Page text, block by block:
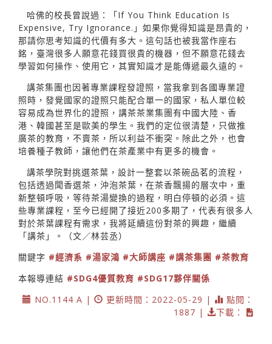
哈佛的校長曾說過：「If You Think Education Is
Expensive, Try Ignorance.」如果你覺得知識是昂貴的，
那請你思考知識的代價有多大。這句話也被我當作座右
銘，臺灣很多人願意花錢買很貴的機器，但不願意花錢去
學習如何操作、使用它，其實知識才是能傳遞最久遠的。
講茶集團也因著專業課程發證照，當我拿到各國專業證
照時，發覺國家的證照只能配合單一的國家，私人單位較
容易成為世界化的證照，講茶茶業集團有中國大陸、香
港、韓國甚至是歐美的學生。我們的定位很清楚，只做推
廣茶的教育，不賣茶，所以利益不衝突。除此之外，也會
培養種子教師，讓他們在茶產業中有更多的機會。
講茶學院對挑選茶葉，設計一整套以茶碗品茗的流程，
包括透過聞香選茶，沖泡茶葉，在茶香飄揚的層次中，重
新整頓呼吸，等待茶湯變換的過程，明白停頓的必須。這
些專業課程，至今已經開了接近200多期了，代表有很多人
對於茶葉課程有需求，我將延續這份對茶的興趣，繼續
「講茶」。（文／林芸丞）
關鍵字 #經濟系 #湯家鴻 #大師講座 #講茶集團 #茶教育
本報導連結 #SDG4優質教育 #SDG17夥伴關係
NO.1144 A |
更新時間：2022-05-29 |
點閱：
1887 |
下載：